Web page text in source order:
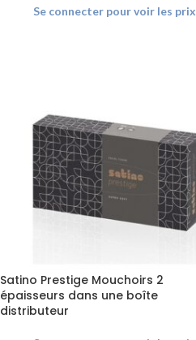
Se connecter pour voir les prix
Satino Prestige Mouchoirs 2
épaisseurs dans une boîte
distributeur